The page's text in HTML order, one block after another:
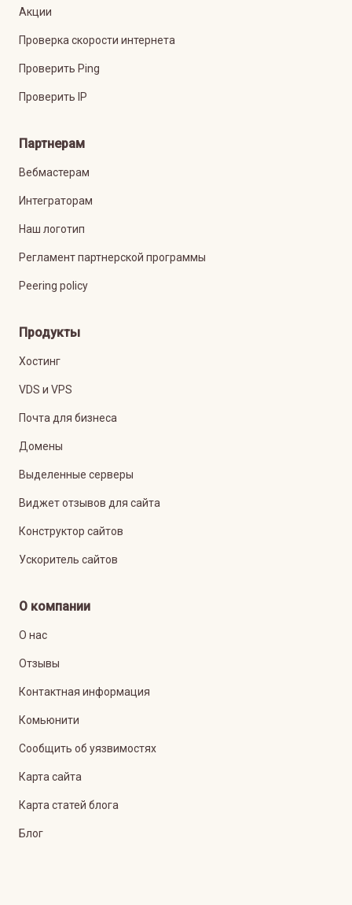
Акции
Проверка скорости интернета
Проверить Ping
Проверить IP
Партнерам
Вебмастерам
Интеграторам
Наш логотип
Регламент партнерской программы
Peering policy
Продукты
Хостинг
VDS и VPS
Почта для бизнеса
Домены
Выделенные серверы
Виджет отзывов для сайта
Конструктор сайтов
Ускоритель сайтов
О компании
О нас
Отзывы
Контактная информация
Комьюнити
Сообщить об уязвимостях
Карта сайта
Карта статей блога
Блог